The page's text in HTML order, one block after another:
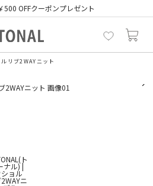
500 OFFクーポンプレゼント
リブ2WAYニット